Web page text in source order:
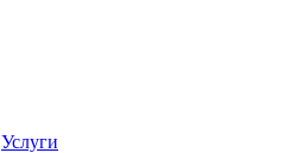
Услуги